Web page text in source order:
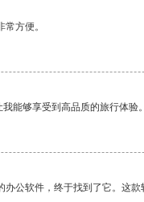
方便。
能够享受到高品质的旅行体验。
公软件，终于找到了它。这